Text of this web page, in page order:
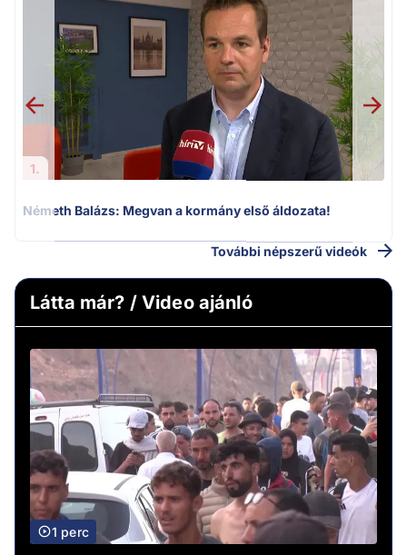
1.
Németh Balázs: Megvan a kormány első áldozata!
További népszerű videók
Látta már? / Video ajánló
1 perc